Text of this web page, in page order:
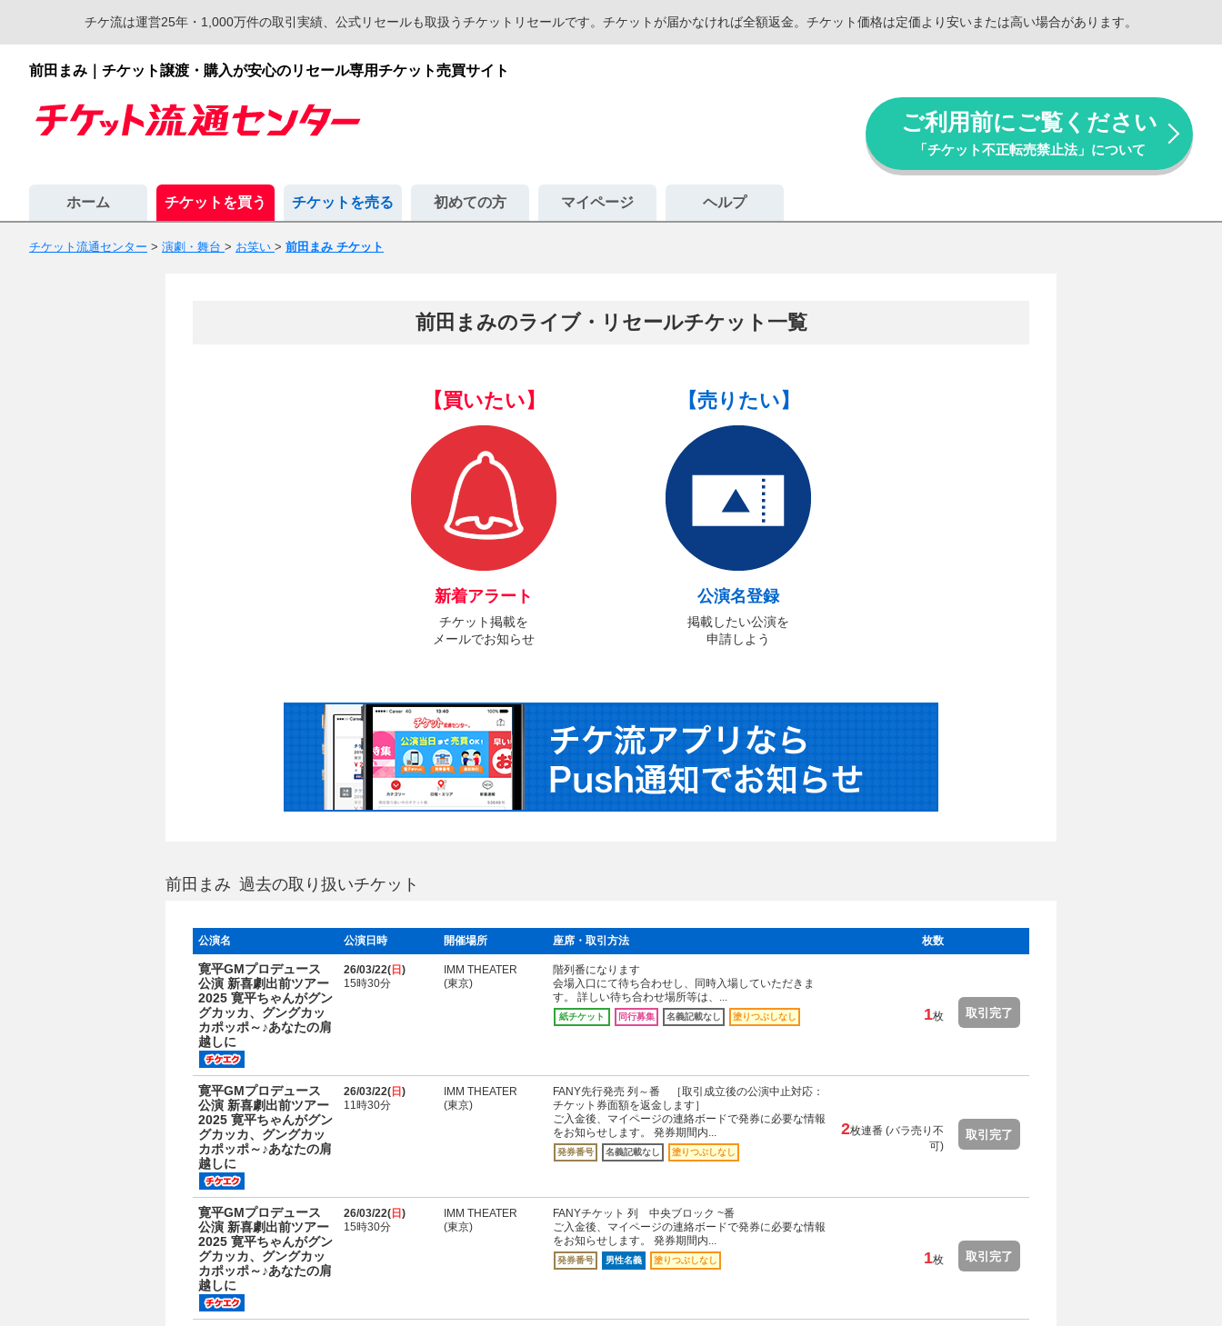
チケ流は運営25年・1,000万件の取引実績、公式リセールも取扱うチケットリセールです。チケットが届かなければ全額返金。チケット価格は定価より安いまたは高い場合があります。
前田まみ｜チケット譲渡・購入が安心のリセール専用チケット売買サイト
ご利用前にご覧ください
「チケット不正転売禁止法」について
ホーム チケットを買う チケットを売る 初めての方 マイページ ヘルプ
チケット流通センター > 演劇・舞台 > お笑い > 前田まみ チケット
前田まみのライブ・リセールチケット一覧
【買いたい】
新着アラート
チケット掲載を
メールでお知らせ
【売りたい】
公演名登録
掲載したい公演を
申請しよう
前田まみ 過去の取り扱いチケット
公演名 公演日時 開催場所 座席・取引方法 枚数
寛平GMプロデュース
公演 新喜劇出前ツアー
2025 寛平ちゃんがグン
グカッカ、グングカッ
カポッポ～♪あなたの肩
越しに
26/03/22( 日 )
15時30分
IMM THEATER
(東京)
階列番になります
会場入口にて待ち合わせし、同時入場していただきま
す。 詳しい待ち合わせ場所等は、...
紙チケット 同行募集 名義記載なし 塗りつぶしなし 1枚 取引完了
寛平GMプロデュース
公演 新喜劇出前ツアー
2025 寛平ちゃんがグン
グカッカ、グングカッ
カポッポ～♪あなたの肩
越しに
26/03/22( 日 )
11時30分
IMM THEATER
(東京)
FANY先行発売 列～番 ［取引成立後の公演中止対応：
チケット券面額を返金します］
ご入金後、マイページの連絡ボードで発券に必要な情報
をお知らせします。 発券期間内...
発券番号 名義記載なし 塗りつぶしなし
2枚連番 (バラ売り不
可)
取引完了
寛平GMプロデュース
公演 新喜劇出前ツアー
2025 寛平ちゃんがグン
グカッカ、グングカッ
カポッポ～♪あなたの肩
越しに
26/03/22( 日 )
15時30分
IMM THEATER
(東京)
FANYチケット 列 中央ブロック ~番
ご入金後、マイページの連絡ボードで発券に必要な情報
をお知らせします。 発券期間内...
発券番号 男性名義 塗りつぶしなし 1枚 取引完了